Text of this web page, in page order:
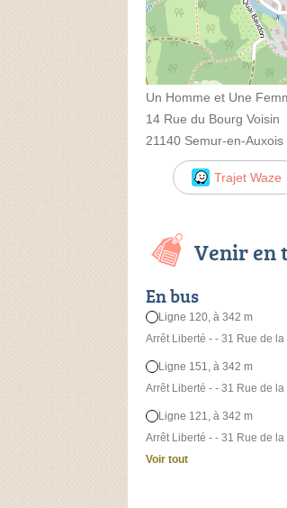
Un Homme et Une
14 Rue du Bourg Voisin
21140 Semur-en-Auxois
Trajet Waze
Venir en
En bus
Ligne 120, à 342 m
Arrêt Liberté - - 31 Rue de la
Ligne 151, à 342 m
Arrêt Liberté - - 31 Rue de la
Ligne 121, à 342 m
Arrêt Liberté - - 31 Rue de la
Voir tout